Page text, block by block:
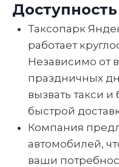
Таксопарк
работает
Независимо от
праздничных
вызвать такси
быстрой
Компания
автомобилей,
ваши